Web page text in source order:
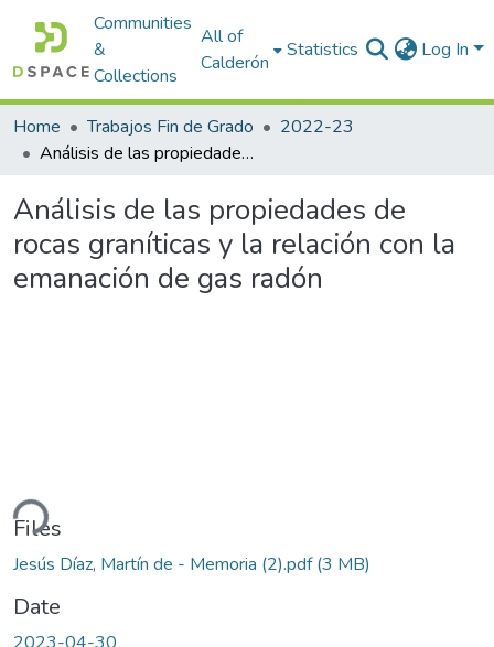
Communities
&
Collections
All of
Calderón
Statistics Log In
Home Trabajos Fin de Grado
2022-23
Análisis de las propiedades de rocas graníticas y la relación con la emanación de gas radón
Análisis de las propiedades de
rocas graníticas y la relación con la
emanación de gas radón
Files
Jesús Díaz, Martín de - Memoria (2).pdf(3 MB)
Date